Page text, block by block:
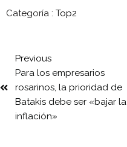
Categoría : Top2
Previous
Para los empresarios
rosarinos, la prioridad de
Batakis debe ser «bajar la
inflación»